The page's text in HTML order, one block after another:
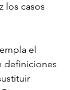
los casos
el
definiciones